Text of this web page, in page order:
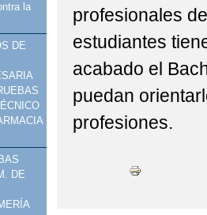
la
DE
DE
profesionales
estudiantes
acabado el
puedan
profesiones.